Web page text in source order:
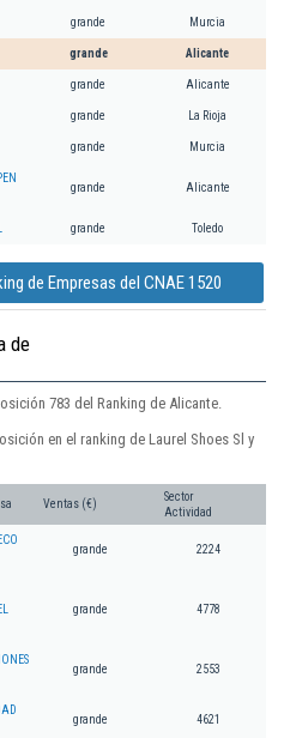
grande Murcia
grande Alicante
grande Alicante
grande La Rioja
grande Murcia
grande Alicante
grande Toledo
de Empresas del CNAE 1520
de
783 del Ranking de Alicante.
en el ranking de Laurel Shoes Sl y
Ventas (€)
Sector
Actividad
grande 2224
grande 4778
grande 2553
grande 4621